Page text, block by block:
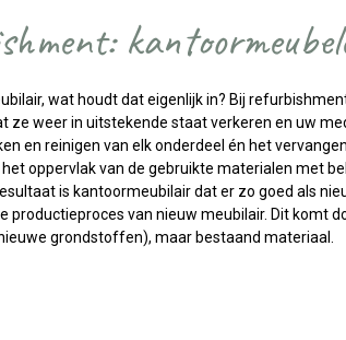
wat houdt dat eigenlijk in? Bij
ze weer in uitstekende staat verkeren en uw
en reinigen van elk onderdeel én het
oppervlak van de gebruikte materialen met
is kantoormeubilair dat er zo goed als
productieproces van nieuw meubilair. Dit komt
grondstoffen), maar bestaand materiaal.